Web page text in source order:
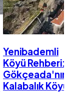
Yenibademli
Köyü Rehberi:
Gökçeada'nın
Kalabalık Köyü